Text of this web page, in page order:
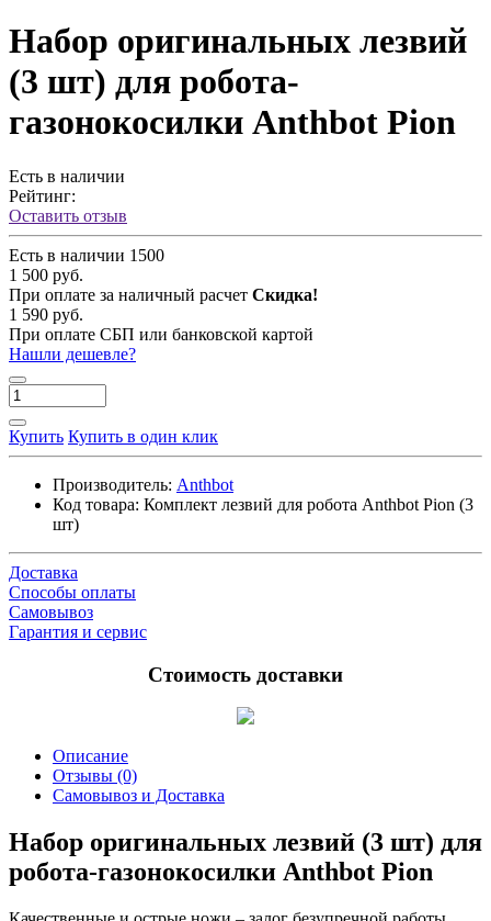
Набор оригинальных лезвий
(3 шт) для робота-
газонокосилки Anthbot Pion
Есть в наличии
Рейтинг:
Оставить отзыв
Есть в наличии 1500
1 500 руб.
При оплате за наличный расчет Скидка!
1 590 руб.
При оплате СБП или банковской картой
Нашли дешевле?
Купить Купить в один клик
Производитель: Anthbot
Код товара: Комплект лезвий для робота Anthbot Pion (3
шт)
Доставка
Способы оплаты
Самовывоз
Гарантия и сервис
Стоимость доставки
Описание
Отзывы (0)
Самовывоз и Доставка
Набор оригинальных лезвий (3 шт) для
робота-газонокосилки Anthbot Pion